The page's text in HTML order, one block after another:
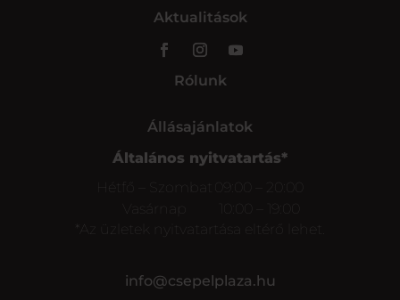
Aktualitások
Rólunk
Állásajánlatok
Általános nyitvatartás*
Hétfő – Szombat
09:00 – 20:00
Vasárnap
*Az üzletek nyitvatartása eltérő lehet.
info@csepelplaza.hu